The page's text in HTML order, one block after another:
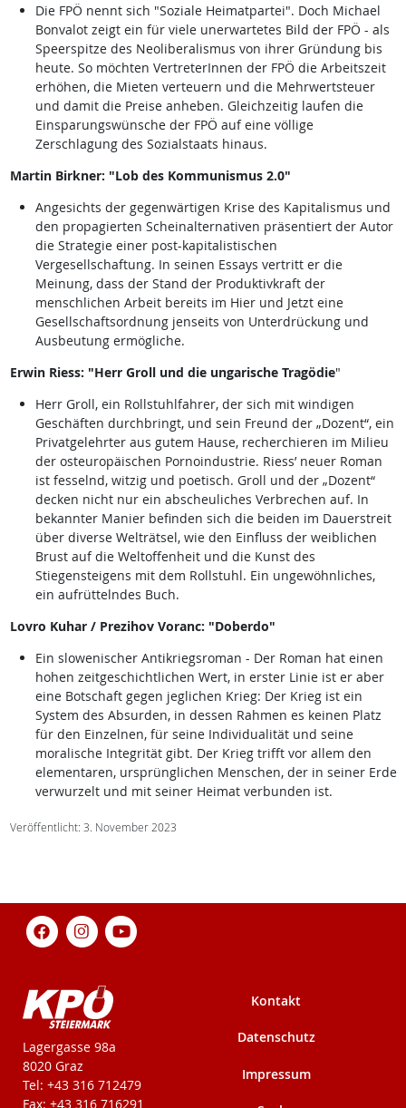
Die FPÖ nennt sich "Soziale Heimatpartei". Doch Michael
Bonvalot zeigt ein für viele unerwartetes Bild der FPÖ - als
Speerspitze des Neoliberalismus von ihrer Gründung bis
heute. So möchten VertreterInnen der FPÖ die Arbeitszeit
erhöhen, die Mieten verteuern und die Mehrwertsteuer
und damit die Preise anheben. Gleichzeitig laufen die
Einsparungswünsche der FPÖ auf eine völlige
Zerschlagung des Sozialstaats hinaus.
Martin Birkner: "Lob des Kommunismus 2.0"
Angesichts der gegenwärtigen Krise des Kapitalismus und
den propagierten Scheinalternativen präsentiert der Autor
die Strategie einer post-kapitalistischen
Vergesellschaftung. In seinen Essays vertritt er die
Meinung, dass der Stand der Produktivkraft der
menschlichen Arbeit bereits im Hier und Jetzt eine
Gesellschaftsordnung jenseits von Unterdrückung und
Ausbeutung ermögliche.
Erwin Riess: "Herr Groll und die ungarische Tragödie"
Herr Groll, ein Rollstuhlfahrer, der sich mit windigen
Geschäften durchbringt, und sein Freund der „Dozent“, ein
Privatgelehrter aus gutem Hause, recherchieren im Milieu
der osteuropäischen Pornoindustrie. Riess’ neuer Roman
ist fesselnd, witzig und poetisch. Groll und der „Dozent“
decken nicht nur ein abscheuliches Verbrechen auf. In
bekannter Manier befinden sich die beiden im Dauerstreit
über diverse Welträtsel, wie den Einfluss der weiblichen
Brust auf die Weltoffenheit und die Kunst des
Stiegensteigens mit dem Rollstuhl. Ein ungewöhnliches,
ein aufrüttelndes Buch.
Lovro Kuhar / Prezihov Voranc: "Doberdo"
Ein slowenischer Antikriegsroman - Der Roman hat einen
hohen zeitgeschichtlichen Wert, in erster Linie ist er aber
eine Botschaft gegen jeglichen Krieg: Der Krieg ist ein
System des Absurden, in dessen Rahmen es keinen Platz
für den Einzelnen, für seine Individualität und seine
moralische Integrität gibt. Der Krieg trifft vor allem den
elementaren, ursprünglichen Menschen, der in seiner Erde
verwurzelt und mit seiner Heimat verbunden ist.
Veröffentlicht: 3. November 2023
KPÖ-Steiermark
Lagergasse 98a
8020 Graz
Tel: +43 316 712479
Fax: +43 316 716291
Kontakt
Datenschutz
Impressum